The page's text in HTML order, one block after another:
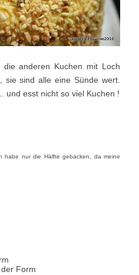
anderen Kuchen mit Loch
sie sind alle eine Sünde wert.
und esst nicht so viel Kuchen !
habe nur die Hälfte gebacken, da meine
Form